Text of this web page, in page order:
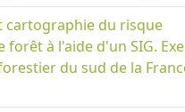
cartographie du risque
forêt à l'aide d'un SIG.
du sud de la